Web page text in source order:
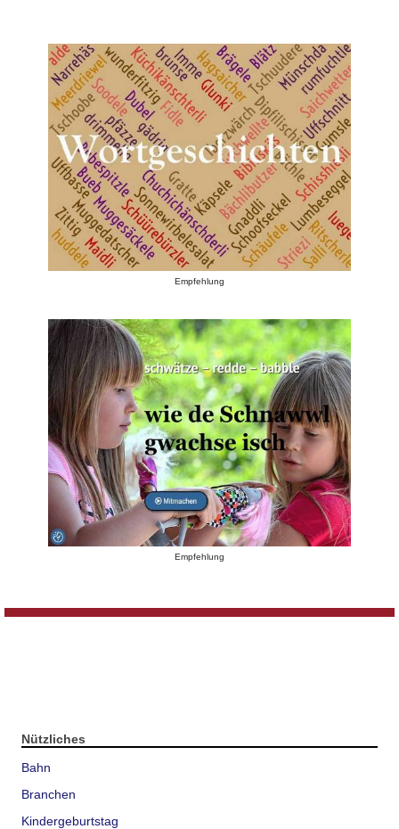
Empfehlung
Empfehlung
Nützliches
Bahn
Branchen
Kindergeburtstag